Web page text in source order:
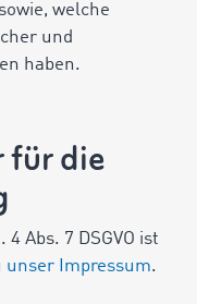
welche
und
haben.
für die
Abs. 7 DSGVO ist
unser Impressum.